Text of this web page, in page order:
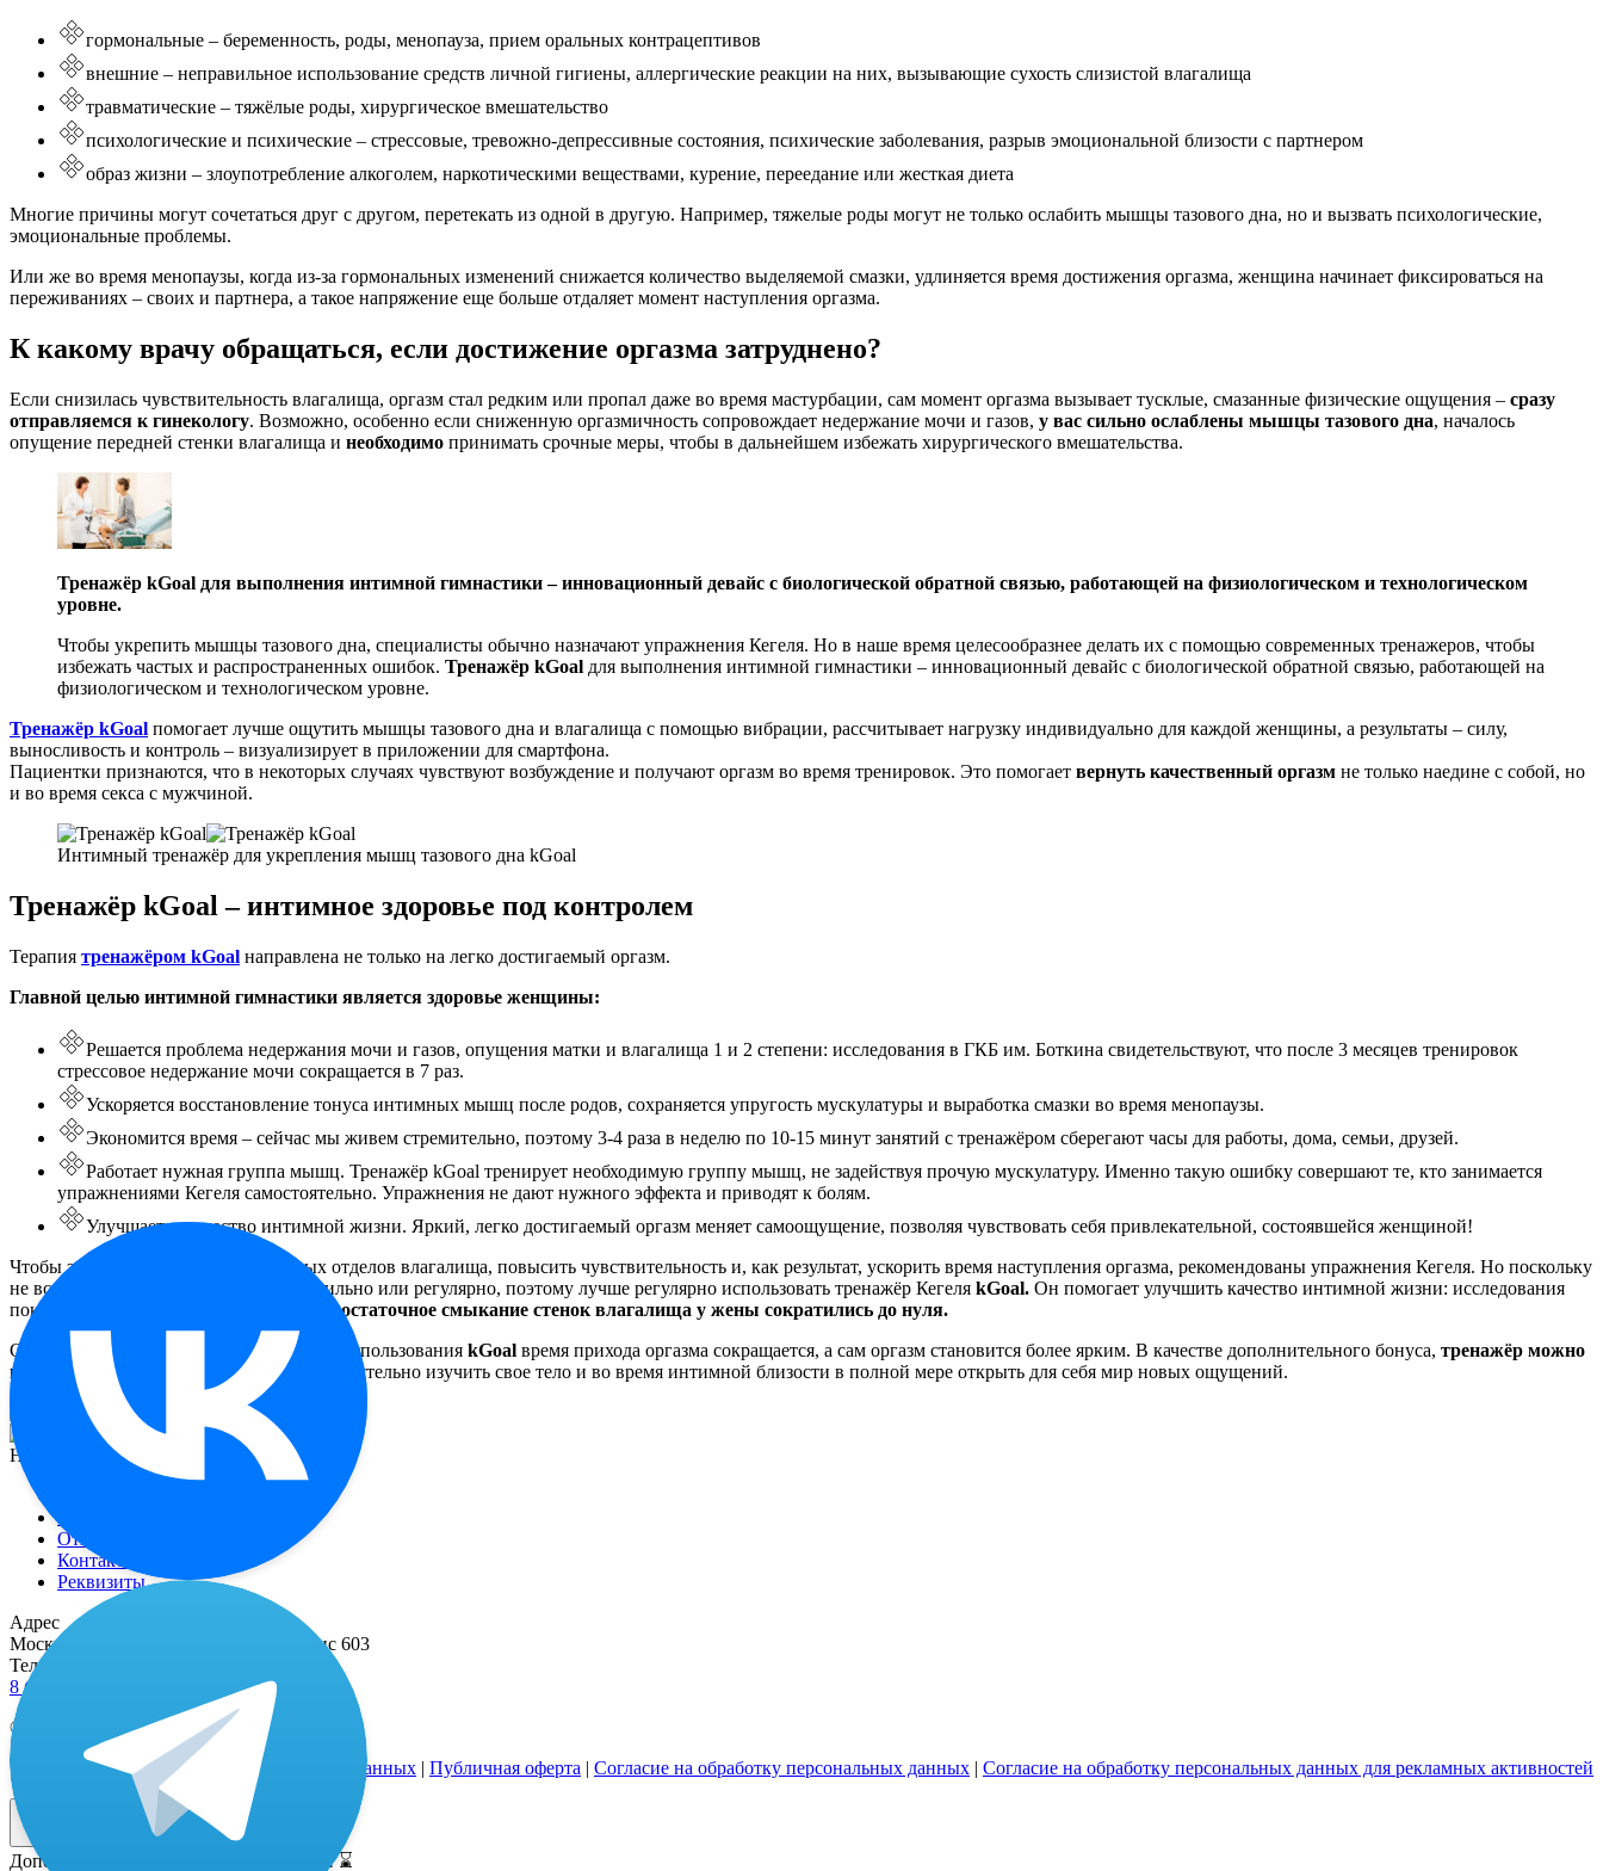
гормональные – беременность, роды, менопауза, прием оральных контрацептивов
внешние – неправильное использование средств личной гигиены, аллергические реакции на них, вызывающие сухость слизистой влагалища
травматические – тяжёлые роды, хирургическое вмешательство
психологические и психические – стрессовые, тревожно-депрессивные состояния, психические заболевания, разрыв эмоциональной близости с партнером
образ жизни – злоупотребление алкоголем, наркотическими веществами, курение, переедание или жесткая диета
Многие причины могут сочетаться друг с другом, перетекать из одной в другую. Например, тяжелые роды могут не только ослабить мышцы тазового дна, но и вызвать психологические,
эмоциональные проблемы.
Или же во время менопаузы, когда из-за гормональных изменений снижается количество выделяемой смазки, удлиняется время достижения оргазма, женщина начинает фиксироваться на
переживаниях – своих и партнера, а такое напряжение еще больше отдаляет момент наступления оргазма.
К какому врачу обращаться, если достижение оргазма затруднено?
Если снизилась чувствительность влагалища, оргазм стал редким или пропал даже во время мастурбации, сам момент оргазма вызывает тусклые, смазанные физические ощущения – сразу
отправляемся к гинекологу. Возможно, особенно если сниженную оргазмичность сопровождает недержание мочи и газов, у вас сильно ослаблены мышцы тазового дна, началось
опущение передней стенки влагалища и необходимо принимать срочные меры, чтобы в дальнейшем избежать хирургического вмешательства.
Тренажёр kGoal для выполнения интимной гимнастики – инновационный девайс с биологической обратной связью, работающей на физиологическом и технологическом
уровне.
Чтобы укрепить мышцы тазового дна, специалисты обычно назначают упражнения Кегеля. Но в наше время целесообразнее делать их с помощью современных тренажеров, чтобы
избежать частых и распространенных ошибок. Тренажёр kGoal для выполнения интимной гимнастики – инновационный девайс с биологической обратной связью, работающей на
физиологическом и технологическом уровне.
Тренажёр kGoal помогает лучше ощутить мышцы тазового дна и влагалища с помощью вибрации, рассчитывает нагрузку индивидуально для каждой женщины, а результаты – силу,
выносливость и контроль – визуализирует в приложении для смартфона.
Пациентки признаются, что в некоторых случаях чувствуют возбуждение и получают оргазм во время тренировок. Это помогает вернуть качественный оргазм не только наедине с собой, но
и во время секса с мужчиной.
Интимный тренажёр для укрепления мышц тазового дна kGoal
Тренажёр kGoal – интимное здоровье под контролем
Терапия тренажёром kGoal направлена не только на легко достигаемый оргазм.
Главной целью интимной гимнастики является здоровье женщины:
Решается проблема недержания мочи и газов, опущения матки и влагалища 1 и 2 степени: исследования в ГКБ им. Боткина свидетельствуют, что после 3 месяцев тренировок
стрессовое недержание мочи сокращается в 7 раз.
Ускоряется восстановление тонуса интимных мышц после родов, сохраняется упругость мускулатуры и выработка смазки во время менопаузы.
Экономится время – сейчас мы живем стремительно, поэтому 3-4 раза в неделю по 10-15 минут занятий с тренажёром сберегают часы для работы, дома, семьи, друзей.
Работает нужная группа мышц. Тренажёр kGoal тренирует необходимую группу мышц, не задействуя прочую мускулатуру. Именно такую ошибку совершают те, кто занимается
упражнениями Кегеля самостоятельно. Упражнения не дают нужного эффекта и приводят к болям.
Улучшается качество интимной жизни. Яркий, легко достигаемый оргазм меняет самоощущение, позволяя чувствовать себя привлекательной, состоявшейся женщиной!
Чтобы заново ощутить мышцы разных отделов влагалища, повысить чувствительность и, как результат, ускорить время наступления оргазма, рекомендованы упражнения Кегеля. Но поскольку
не все в состоянии выполнять их правильно или регулярно, поэтому лучше регулярно использовать тренажёр Кегеля kGoal. Он помогает улучшить качество интимной жизни: исследования
показали, что
62% жалоб мужей на недостаточное смыкание стенок влагалища у жены сократились до нуля.
Сами пациентки признаются, что после использования kGoal время прихода оргазма сокращается, а сам оргазм становится более ярким. В качестве дополнительного бонуса, тренажёр можно
использовать как секс-игрушку, самостоятельно изучить свое тело и во время интимной близости в полной мере открыть для себя мир новых ощущений.
Навигация
Отзывы
Контакты
Реквизиты
Адрес
Москва, 2-й Рощинский пр-д, д. 8, офис 603
Телефоны
8 (800) 333 24-77
(бесплатные звонки по РФ)
© 2021—2026 |Реквизиты
Политика обработки персональных данных | Публичная оферта | Согласие на обработку персональных данных | Согласие на обработку персональных данных для рекламных активностей
Дополнительная скидка только 24 часа! ⌛️